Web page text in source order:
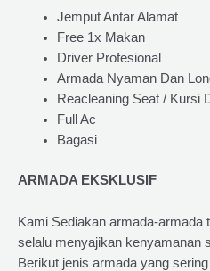
Jemput Antar Alamat
Free 1x Makan
Driver Profesional
Armada Nyaman Dan
Reacleaning Seat / Kursi
Full Ac
Bagasi
ARMADA EKSKLUSIF
Kami Sediakan armada-armada
selalu menyajikan kenyamanan
Berikut jenis armada yang